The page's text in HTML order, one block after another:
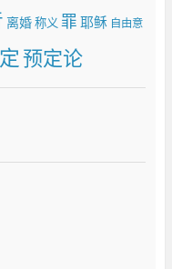
离婚称义 罪 耶稣 自由意
预定论